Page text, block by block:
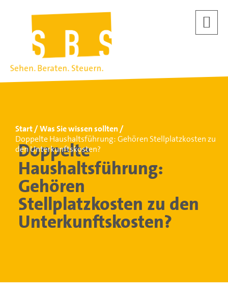
Start
Was Sie wissen sollten
Doppelte Haushaltsführung: Gehören Stellplatzkosten zu
den Unterkunftskosten?
Doppelte
Haushaltsführung:
Gehören
Stellplatzkosten zu den
Unterkunftskosten?